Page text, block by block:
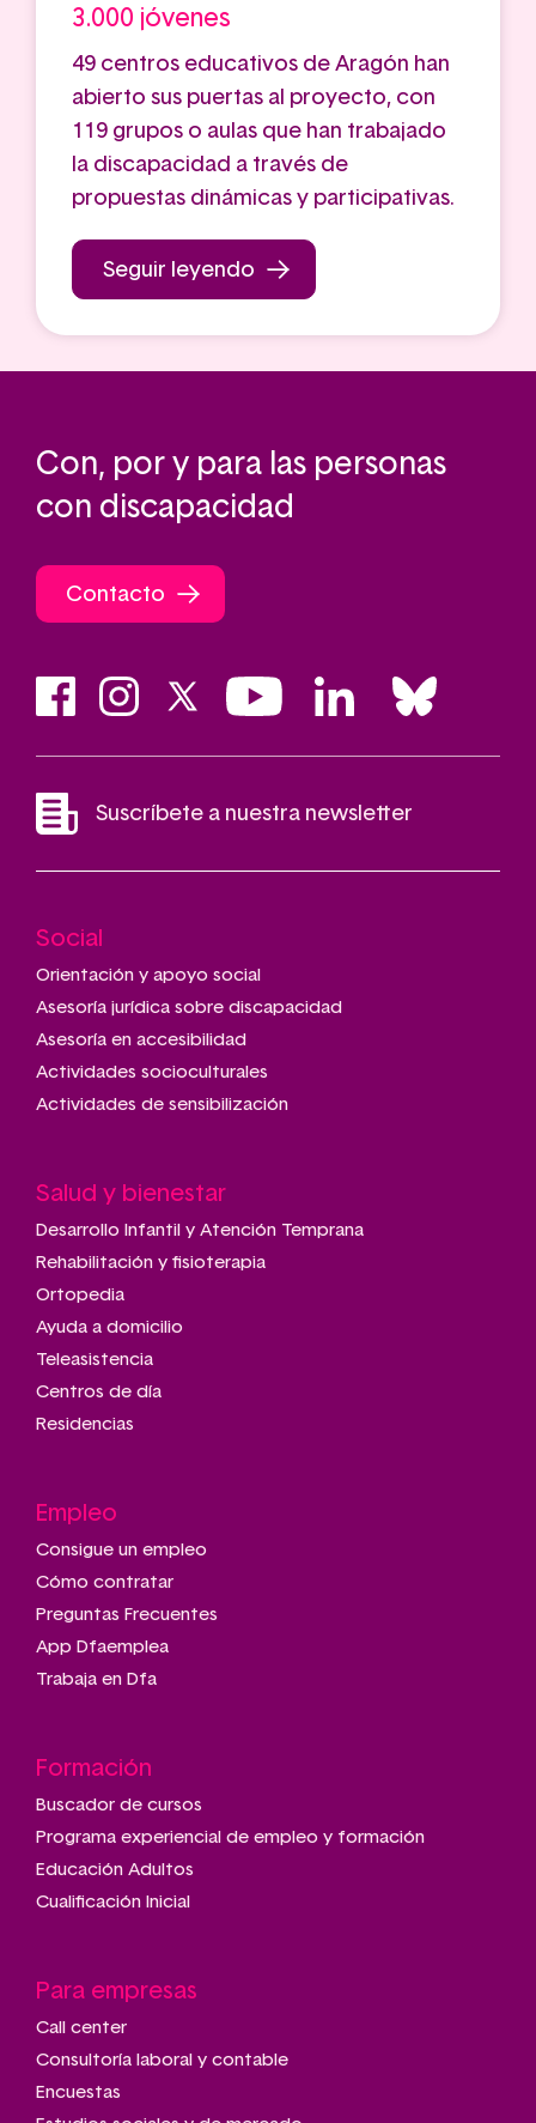
3.000 jóvenes
49 centros educativos de Aragón han
abierto sus puertas al proyecto, con
119 grupos o aulas que han trabajado
la discapacidad a través de
propuestas dinámicas y participativas.
Seguir leyendo
Con, por y para las personas
con discapacidad
Contacto
Suscríbete a nuestra newsletter
Main
navigation
Social
Orientación y apoyo social
Asesoría jurídica sobre discapacidad
Asesoría en accesibilidad
Actividades socioculturales
Actividades de sensibilización
Salud y bienestar
Desarrollo Infantil y Atención Temprana
Rehabilitación y fisioterapia
Ortopedia
Ayuda a domicilio
Teleasistencia
Centros de día
Residencias
Empleo
Consigue un empleo
Cómo contratar
Preguntas Frecuentes
App Dfaemplea
Trabaja en Dfa
Formación
Buscador de cursos
Programa experiencial de empleo y formación
Educación Adultos
Cualificación Inicial
Para empresas
Call center
Consultoría laboral y contable
Encuestas